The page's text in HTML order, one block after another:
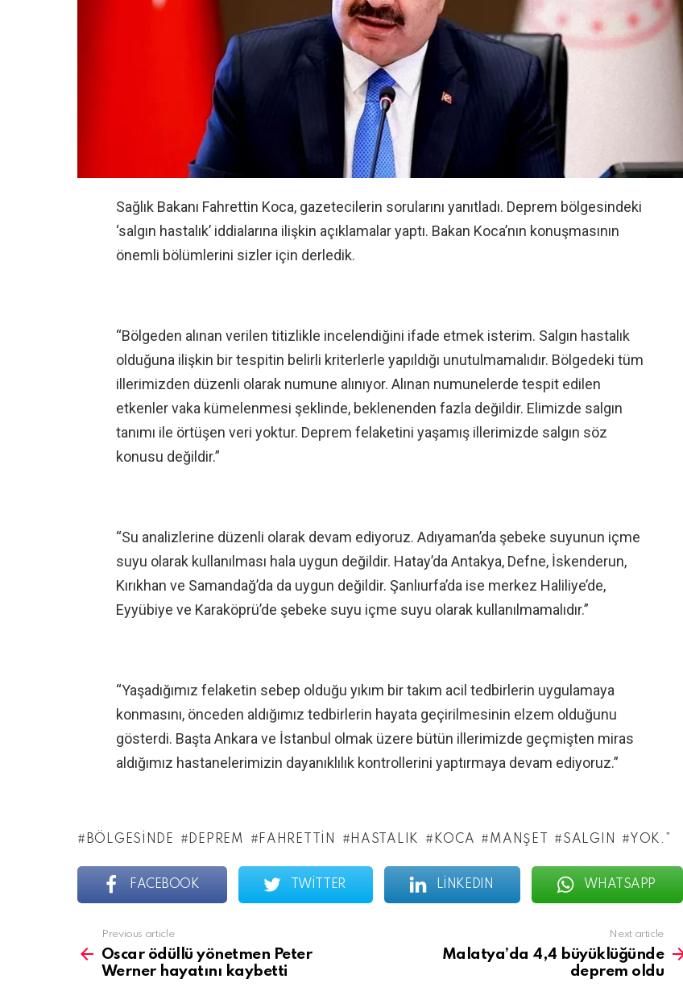
Sağlık Bakanı Fahrettin Koca, gazetecilerin sorularını yanıtladı. Deprem bölgesindeki
‘salgın hastalık’ iddialarına ilişkin açıklamalar yaptı. Bakan Koca’nın konuşmasının
önemli bölümlerini sizler için derledik.
“Bölgeden alınan verilen titizlikle incelendiğini ifade etmek isterim. Salgın hastalık
olduğuna ilişkin bir tespitin belirli kriterlerle yapıldığı unutulmamalıdır. Bölgedeki tüm
illerimizden düzenli olarak numune alınıyor. Alınan numunelerde tespit edilen
etkenler vaka kümelenmesi şeklinde, beklenenden fazla değildir. Elimizde salgın
tanımı ile örtüşen veri yoktur. Deprem felaketini yaşamış illerimizde salgın söz
konusu değildir.”
“Su analizlerine düzenli olarak devam ediyoruz. Adıyaman’da şebeke suyunun içme
suyu olarak kullanılması hala uygun değildir. Hatay’da Antakya, Defne, İskenderun,
Kırıkhan ve Samandağ’da da uygun değildir. Şanlıurfa’da ise merkez Haliliye’de,
Eyyübiye ve Karaköprü’de şebeke suyu içme suyu olarak kullanılmamalıdır.”
“Yaşadığımız felaketin sebep olduğu yıkım bir takım acil tedbirlerin uygulamaya
konmasını, önceden aldığımız tedbirlerin hayata geçirilmesinin elzem olduğunu
gösterdi. Başta Ankara ve İstanbul olmak üzere bütün illerimizde geçmişten miras
aldığımız hastanelerimizin dayanıklılık kontrollerini yaptırmaya devam ediyoruz.”
BÖLGESINDE DEPREM FAHRETTIN HASTALIK KOCA MANŞET SALGIN YOK.”
FACEBOOK TWITTER LINKEDIN WHATSAPP
more
Previous article
Oscar ödüllü yönetmen Peter
Werner hayatını kaybetti
Next article
Malatya’da 4,4 büyüklüğünde
deprem oldu